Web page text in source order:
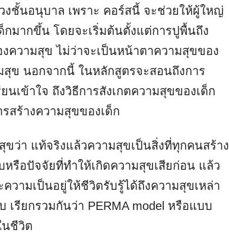
งชั้นอนุบาล เพราะ คอร์สนี้ จะช่วยให้ผู้ใหญ่
กมากขึ้น โดยจะเริ่มต้นตั้งแต่การปูพื้นถึง
งความสุข ไม่ว่าจะเป็นหน้าตาความสุขของ
ข นอกจากนี้ ในหลักสูตรจะสอนถึงการ
เข้าใจ ถึงวิธีการสังเกตความสุขของเด็ก
สร้างความสุขของเด็ก
ขว่า แท้จริงแล้วความสุขเป็นสิ่งที่ทุกคนสร้าง
หรือปัจจัยที่ทำให้เกิดความสุขเสียก่อน แล้ว
วามเป็นอยู่ให้ชีวิตรับรู้ได้ถึงความสุขเหล่า
รียกรวมกันว่า PERMA model หรือแบบ
นชีวิต